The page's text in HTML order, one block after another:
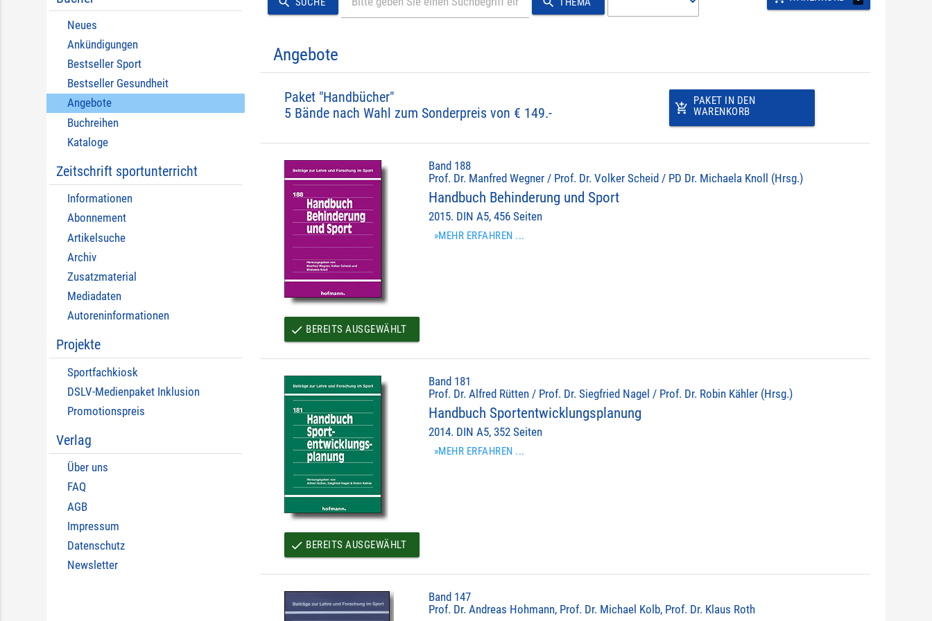
Neues
Ankündigungen
Bestseller Sport
Bestseller Gesundheit
Angebote
Buchreihen
Kataloge
Zeitschrift sportunterricht
Informationen
Abonnement
Artikelsuche
Archiv
Zusatzmaterial
Mediadaten
Autoreninformationen
Projekte
Sportfachkiosk
DSLV-Medienpaket Inklusion
Promotionspreis
Verlag
Über uns
FAQ
AGB
Impressum
Datenschutz
Newsletter
Angebote
Paket "Handbücher"
5 Bände nach Wahl zum Sonderpreis von € 149.-
add_shopping_cart
PAKET IN DEN
WARENKORB
Band 188
Prof. Dr. Manfred Wegner / Prof. Dr. Volker Scheid / PD Dr. Michaela Knoll (Hrsg.)
Handbuch Behinderung und Sport
2015. DIN A5, 456 Seiten
»MEHR ERFAHREN ...
done BEREITS AUSGEWÄHLT
Band 181
Prof. Dr. Alfred Rütten / Prof. Dr. Siegfried Nagel / Prof. Dr. Robin Kähler (Hrsg.)
Handbuch Sportentwicklungsplanung
2014. DIN A5, 352 Seiten
»MEHR ERFAHREN ...
done BEREITS AUSGEWÄHLT
Band 147
Prof. Dr. Andreas Hohmann, Prof. Dr. Michael Kolb, Prof. Dr. Klaus Roth